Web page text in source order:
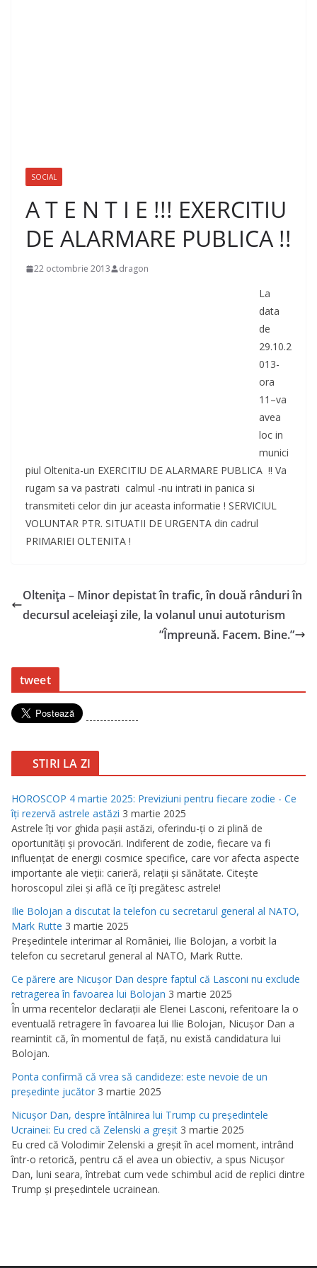
SOCIAL
A T E N T I E !!! EXERCITIU
DE ALARMARE PUBLICA !!
22 octombrie 2013 dragon
La
data
de
29.10.2
013-
ora
11–va
avea
loc in
munici
piul Oltenita-un EXERCITIU DE ALARMARE PUBLICA !! Va
rugam sa va pastrati calmul -nu intrati in panica si
transmiteti celor din jur aceasta informatie ! SERVICIUL
VOLUNTAR PTR. SITUATII DE URGENTA din cadrul
PRIMARIEI OLTENITA !
Olteniţa – Minor depistat în trafic, în două rânduri în
decursul aceleiaşi zile, la volanul unui autoturism
”Împreună. Facem. Bine.”
tweet
---------------
STIRI LA ZI
HOROSCOP 4 martie 2025: Previziuni pentru fiecare zodie - Ce
îţi rezervă astrele astăzi 3 martie 2025
Astrele îţi vor ghida paşii astăzi, oferindu-ţi o zi plină de
oportunităţi şi provocări. Indiferent de zodie, fiecare va fi
influenţat de energii cosmice specifice, care vor afecta aspecte
importante ale vieţii: carieră, relaţii şi sănătate. Citeşte
horoscopul zilei şi află ce îţi pregătesc astrele!
Ilie Bolojan a discutat la telefon cu secretarul general al NATO,
Mark Rutte 3 martie 2025
Preşedintele interimar al României, Ilie Bolojan, a vorbit la
telefon cu secretarul general al NATO, Mark Rutte.
Ce părere are Nicuşor Dan despre faptul că Lasconi nu exclude
retragerea în favoarea lui Bolojan 3 martie 2025
În urma recentelor declaraţii ale Elenei Lasconi, referitoare la o
eventuală retragere în favoarea lui Ilie Bolojan, Nicuşor Dan a
reamintit că, în momentul de faţă, nu există candidatura lui
Bolojan.
Ponta confirmă că vrea să candideze: este nevoie de un
preşedinte jucător 3 martie 2025
Nicuşor Dan, despre întâlnirea lui Trump cu preşedintele
Ucrainei: Eu cred că Zelenski a greşit 3 martie 2025
Eu cred că Volodimir Zelenski a greşit în acel moment, intrând
într-o retorică, pentru că el avea un obiectiv, a spus Nicuşor
Dan, luni seara, întrebat cum vede schimbul acid de replici dintre
Trump şi preşedintele ucrainean.